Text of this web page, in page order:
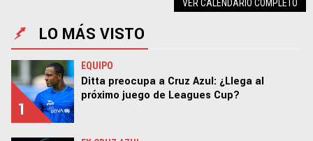
VER CALENDARIO COMPLETO
LO MÁS VISTO
1
EQUIPO
Ditta preocupa a Cruz Azul: ¿Llega al
próximo juego de Leagues Cup?